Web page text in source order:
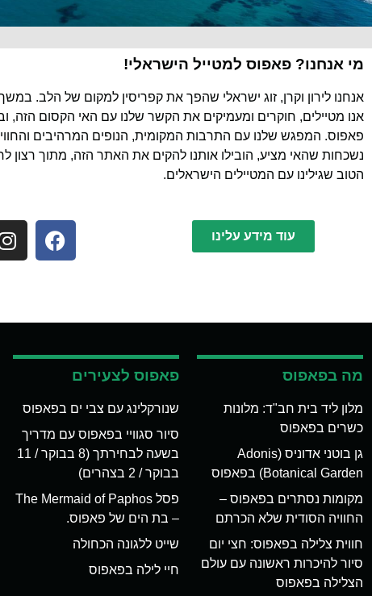
מי אנחנו? פאפוס למטייל הישראלי!
אנחנו לירון וקרן, זוג ישראלי שהפך את קפריסין למקום של הלב.
אנו מטיילים, חוקרים ומעמיקים את הקשר שלנו עם האי הקסום הזה,
פאפוס. המפגש שלנו עם התרבות המקומית, הנופים המרהיבים
נשכחות שהאי מציע, הובילו אותנו להקים את האתר הזה, מתוך רצון
הטוב שגילינו עם המטיילים הישראלים.
עוד מידע עלינו
מה בפאפוס
מלון ליד בית חב"ד: מלונות
כשרים בפאפוס
גן בוטני אדוניס (Adonis
Botanical Garden) בפאפוס
מקומות נסתרים בפאפוס –
החוויה הסודית שלא הכרתם
חווית צלילה בפאפוס: חצי יום
סיור להיכרות ראשונה עם עולם
הצלילה בפאפוס
פאפוס לצעירים
שנורקלינג עם צבי ים בפאפוס
סיור סגוויי בפאפוס עם מדריך
בשעה לבחירתך (8 בבוקר / 11
בבוקר / 2 בצהרים)
פסל The Mermaid of Paphos
– בת הים של פאפוס.
שייט ללגונה הכחולה
חיי לילה בפאפוס